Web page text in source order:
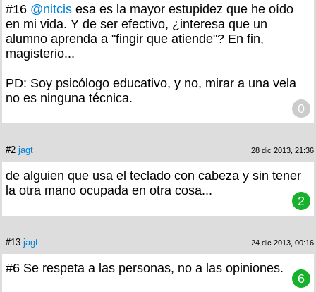
#16 @nitcis esa es la mayor estupidez que he oído
en mi vida. Y de ser efectivo, ¿interesa que un
alumno aprenda a "fingir que atiende"? En fin,
magisterio...
PD: Soy psicólogo educativo, y no, mirar a una vela
no es ninguna técnica.
0
#2 jagt 28 dic 2013, 21:36
de alguien que usa el teclado con cabeza y sin tener
la otra mano ocupada en otra cosa...
2
#13 jagt 24 dic 2013, 00:16
#6 Se respeta a las personas, no a las opiniones.
6